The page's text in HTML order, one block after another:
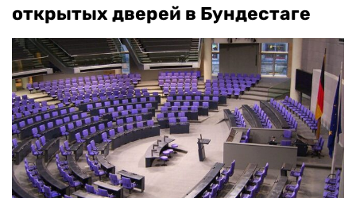
открытых дверей в Бундестаге